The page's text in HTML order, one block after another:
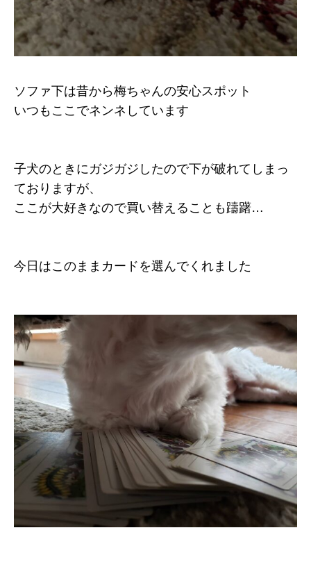
ソファ下は昔から梅ちゃんの安心スポット
いつもここでネンネしています
子犬のときにガジガジしたので下が破れてしまっ
ておりますが、
ここが大好きなので買い替えることも躊躇…
今日はこのままカードを選んでくれました